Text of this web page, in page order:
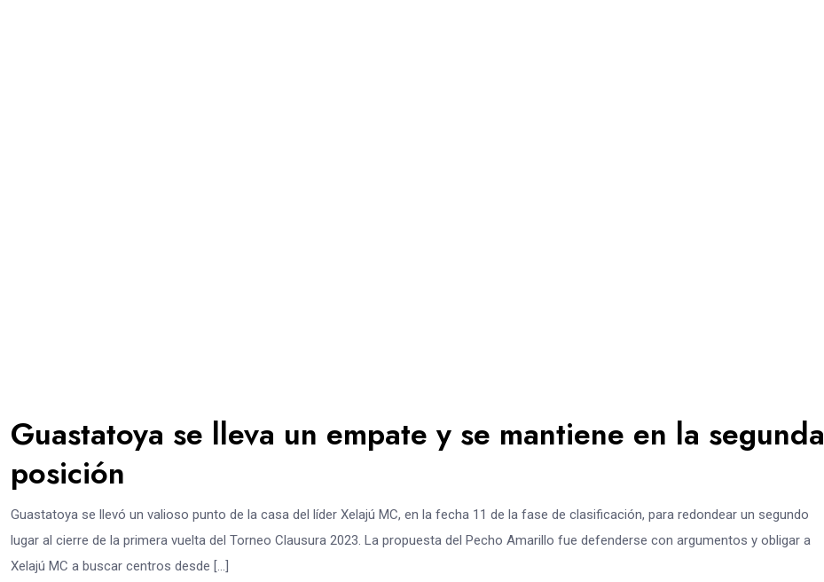
Guastatoya se lleva un empate y se mantiene en la segunda
posición
Guastatoya se llevó un valioso punto de la casa del líder Xelajú MC, en la fecha 11 de la fase de clasificación, para redondear un segundo
lugar al cierre de la primera vuelta del Torneo Clausura 2023. La propuesta del Pecho Amarillo fue defenderse con argumentos y obligar a
Xelajú MC a buscar centros desde […]